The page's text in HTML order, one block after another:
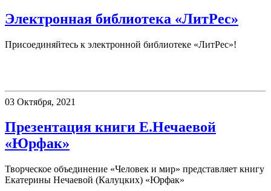
Электронная библиотека «ЛитРес»
Присоединяйтесь к электронной библиотеке «ЛитРес»!
03 Октября, 2021
Презентация книги Е.Нечаевой
«Юрфак»
Творческое объединение «Человек и мир» представляет книгу
Екатерины Нечаевой (Калуцких) «Юрфак»